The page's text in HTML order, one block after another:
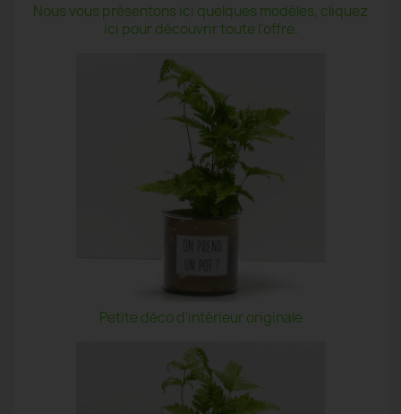
Nous vous présentons ici quelques modèles, cliquez
ici pour découvrir toute l'offre.
Petite déco d'intérieur originale